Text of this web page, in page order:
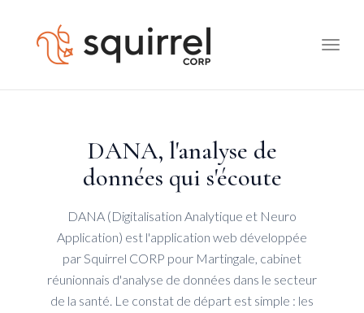
Toggle
DANA, l'analyse de
données qui s'écoute
DANA (Digitalisation Analytique et Neuro
Application) est l'application web développée
par Squirrel CORP pour Martingale, cabinet
réunionnais d'analyse de données dans le secteur
de la santé. Le constat de départ est simple : les